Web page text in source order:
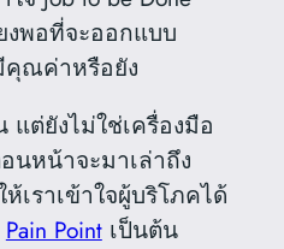
งพอที่จะออกแบบ
คุณค่าหรือยัง
ต่ยังไม่ใช่เครื่องมือ
นหน้าจะมาเล่าถึง
เราเข้าใจผู้บริโภคได้
Pain Pointเป็นต้น